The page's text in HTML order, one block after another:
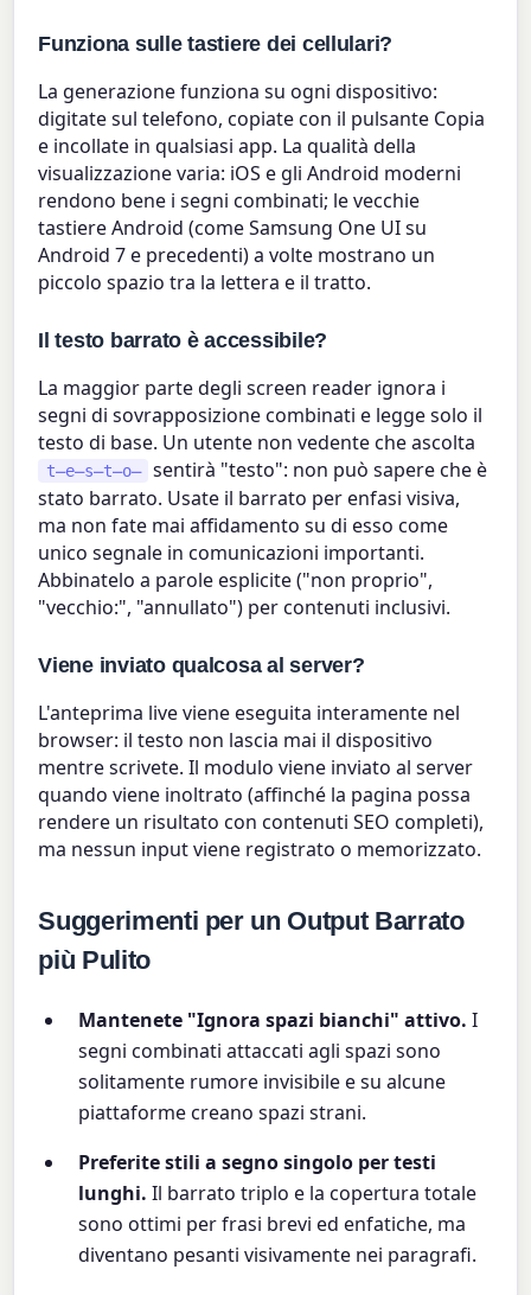
Funziona sulle tastiere dei cellulari?
La generazione funziona su ogni dispositivo:
digitate sul telefono, copiate con il pulsante Copia
e incollate in qualsiasi app. La qualità della
visualizzazione varia: iOS e gli Android moderni
rendono bene i segni combinati; le vecchie
tastiere Android (come Samsung One UI su
Android 7 e precedenti) a volte mostrano un
piccolo spazio tra la lettera e il tratto.
Il testo barrato è accessibile?
La maggior parte degli screen reader ignora i
segni di sovrapposizione combinati e legge solo il
testo di base. Un utente non vedente che ascolta
t̶e̶s̶t̶o̶
sentirà "testo": non può sapere che è
stato barrato. Usate il barrato per enfasi visiva,
ma non fate mai affidamento su di esso come
unico segnale in comunicazioni importanti.
Abbinatelo a parole esplicite ("non proprio",
"vecchio:", "annullato") per contenuti inclusivi.
Viene inviato qualcosa al server?
L'anteprima live viene eseguita interamente nel
browser: il testo non lascia mai il dispositivo
mentre scrivete. Il modulo viene inviato al server
quando viene inoltrato (affinché la pagina possa
rendere un risultato con contenuti SEO completi),
ma nessun input viene registrato o memorizzato.
Suggerimenti per un Output Barrato
più Pulito
Mantenete "Ignora spazi bianchi" attivo. I
segni combinati attaccati agli spazi sono
solitamente rumore invisibile e su alcune
piattaforme creano spazi strani.
Preferite stili a segno singolo per testi
lunghi. Il barrato triplo e la copertura totale
sono ottimi per frasi brevi ed enfatiche, ma
diventano pesanti visivamente nei paragrafi.